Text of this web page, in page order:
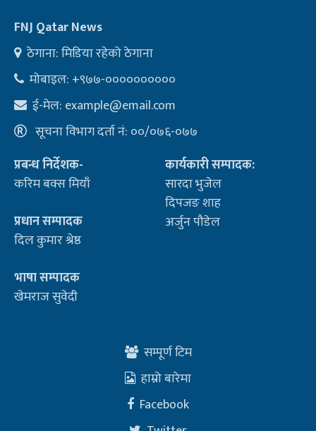
FNJ Qatar News
ठेगाना: मिडिया रहेको ठेगाना
मोबाइल: +९७७-००००००००००
ई-मेल: example@email.com
सूचना विभाग दर्ता नं: ००/०७६-०७७
प्रबन्ध निर्देशक-
करिम बक्स मियाँ
प्रधान सम्पादक
दिल कुमार श्रेष्ठ
भाषा सम्पादक
खेमराज सुवेदी
कार्यकारी सम्पादक:
सारदा भुजेल
दिपजङ शाह
अर्जुन पौडेल
सम्पूर्ण टिम
हाम्रो बारेमा
Facebook